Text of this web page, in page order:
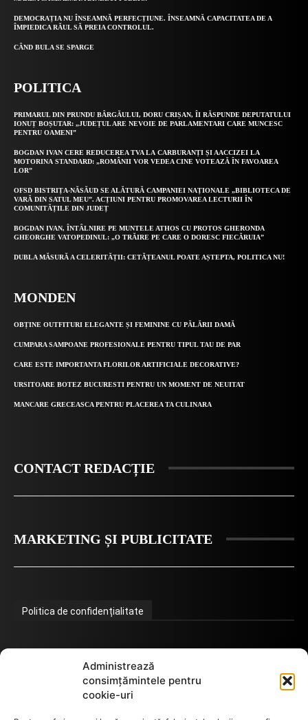
Administrează
consimțămintele pentru
cookie-uri
DEMOCRAȚIA NU ÎNSEAMNĂ PERFECȚIUNE. ÎNSEAMNĂ CAPACITATEA DE A
ÎMPIEDICA RĂUL SĂ PREIA CONTROLUL.
CÂND BULA SE SPARGE
POLITICA
PRIMARUL DIN PRUNDU BÂRGĂULUI, DORU CRIȘAN, ÎI RĂSPUNDE DEPUTATULUI
IONUȚ BOȘUTAR: „JUDEȚUL ARE NEVOIE DE PARLAMENTARI CARE MUNCESC
PENTRU OAMENI”
BOGDAN IVAN CERE REDUCEREA TVA LA CARBURANȚI ȘI AACCIZEI LA
MOTORINA STANDARD: „ROMÂNII VOR VEDEA CINE VOTEAZĂ ÎN FAVOAREA
LOR”
OFSD BISTRIȚA-NĂSĂUD SE ALĂTURĂ CAMPANIEI NAȚIONALE „BIBLIOTECA DE
VARĂ DIN SATUL MEU”. ACȚIUNI PENTRU PROMOVAREA LECTURII ÎN
COMUNITĂȚILE DIN JUDEȚ
BOGDAN IVAN, ÎNTÂLNIRE PE MUNTELE ATHOS CU PROTOS GHERONDA
GHEORGHE VATOPEDINUL: „O TRĂIRE PE CARE O DORESC FIECĂRUIA”
DUBLA MĂSURĂ A CELERITĂȚII: CETĂȚEANUL POATE AȘTEPTA, POLITICA NU!
MONDEN
OBȚINE OUTFITURI ELEGANTE ȘI FEMININE CU PĂLĂRII DAMĂ
CUMPARA SAMPOANE PROFESIONALE PENTRU TIPUL TAU DE PAR
CARE ESTE IMPORTANTA FLORILOR ARTIFICIALE DECORATIVE?
URSITOARE BOTEZ BUCURESTI PENTRU UN MOMENT DE NEUITAT
MANCARE GRECEASCA PENTRU PLACEREA TA CULINARA
CONTACT REDACȚIE
MARKETING ȘI PUBLICITATE
Politica de confidențialitate
Termeni de utilizare